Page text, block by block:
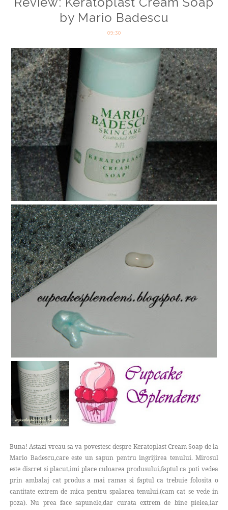
by Mario Badescu
09:30
Buna! Astazi vreau sa va povestesc despre Keratoplast Cream Soap de la
Mario Badescu,care este un sapun pentru ingrijirea tenului. Mirosul
este discret si placut,imi place culoarea produsului,faptul ca poti vedea
prin ambalaj cat produs a mai ramas si faptul ca trebuie folosita o
cantitate extrem de mica pentru spalarea tenului.(cam cat se vede in
poza). Nu prea face sapunele,dar curata extrem de bine pielea,iar